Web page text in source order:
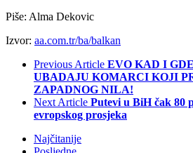
Piše: Alma Dekovic
Izvor: aa.com.tr/ba/balkan
Previous Article EVO KAD I
UBADAJU KOMARCI KOJI
ZAPADNOG NILA!
Next Article Putevi u BiH čak 80
evropskog prosjeka
Najčitanije